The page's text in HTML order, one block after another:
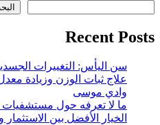
Recent Posts
سن اليأس: التغييرات
علاج ثبات الوزن وزيادة
وادي موسى
ما لا تعرفه حول مستشفيات
الخيار الأفضل بين الاستثمار